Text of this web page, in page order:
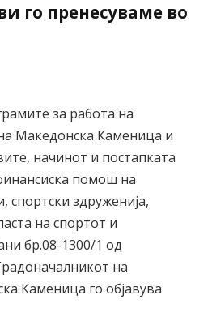
го пренесуваме во
за работа на
Македонска Каменица и
начинот и постапката
помош на
спортски здруженија,
на спортот и
бр.08-1300/1 од
на
Каменица го објавува